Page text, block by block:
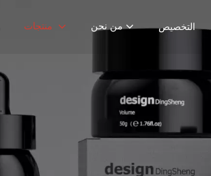
من نحن التخصيص